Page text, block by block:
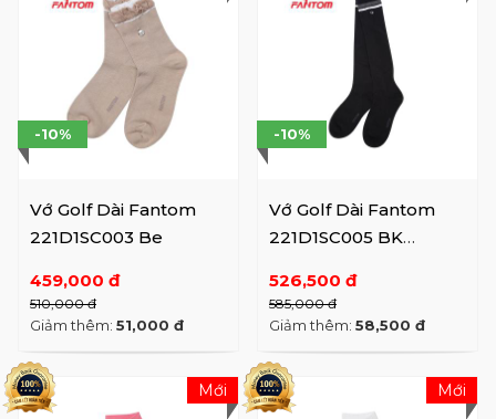
Vớ Golf Dài Fantom
221D1SC003 Be
459,000 đ
510,000 đ
-10%
Giảm thêm: 51,000 đ
Vớ Golf Dài Fantom
221D1SC005 BK
526,500 đ
585,000 đ
-10%
Giảm thêm: 58,500 đ
Mới Mới